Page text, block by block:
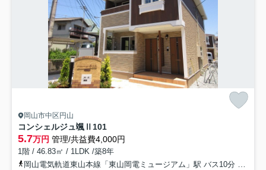
岡山市中区円山
コンシェルジュ颯Ⅱ 101
5.7万円 管理/共益費4,000円
1階 / 46.83㎡ / 1LDK /築8年
岡山電気軌道東山本線「東山岡電ミュージアム」駅 バス10分 「嶽」 停歩4分